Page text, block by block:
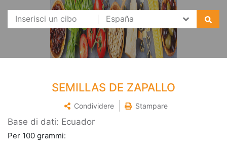
SEMILLAS DE ZAPALLO
Condividere Stampare
Base di dati: Ecuador
Per 100 grammi: